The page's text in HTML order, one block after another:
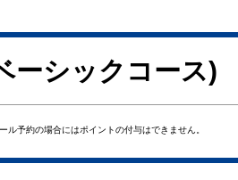
ーシックコース)
ル予約の場合にはポイントの付与はできません。